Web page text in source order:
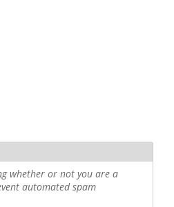
whether or not you are a
automated spam